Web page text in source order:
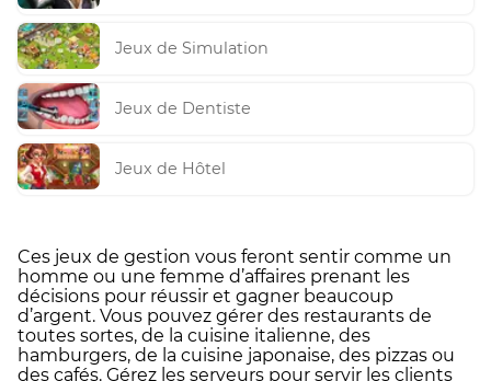
Jeux de Simulation
Jeux de Dentiste
Jeux de Hôtel
Ces jeux de gestion vous feront sentir comme un
homme ou une femme d’affaires prenant les
décisions pour réussir et gagner beaucoup
d’argent. Vous pouvez gérer des restaurants de
toutes sortes, de la cuisine italienne, des
hamburgers, de la cuisine japonaise, des pizzas ou
des cafés. Gérez les serveurs pour servir les clients